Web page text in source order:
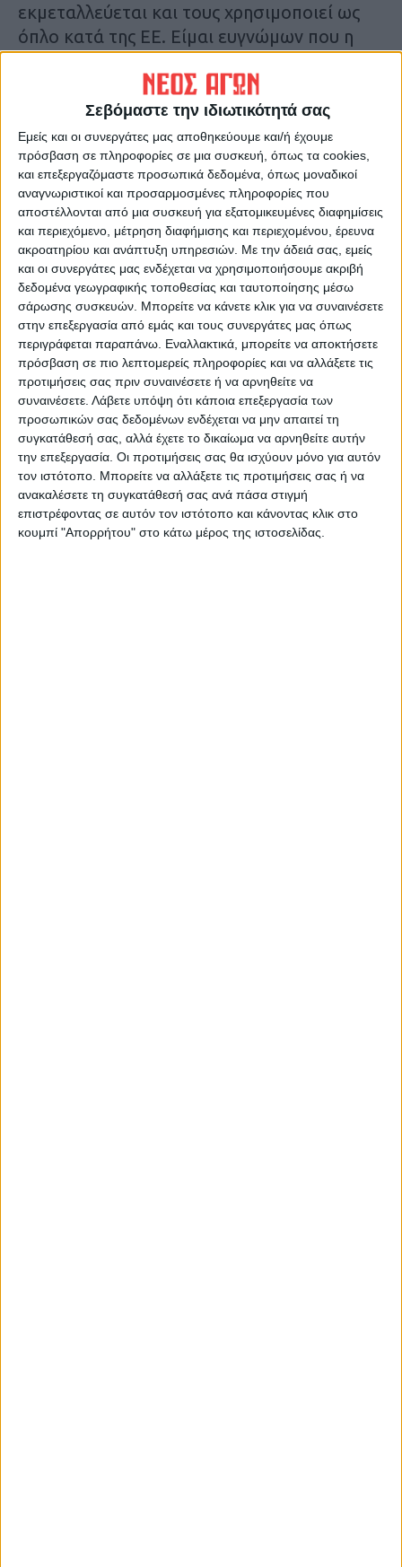
Σεβόμαστε την ιδιωτικότητά σας
Εμείς και οι συνεργάτες μας αποθηκεύουμε και/ή έχουμε
πρόσβαση σε πληροφορίες σε μια συσκευή, όπως τα cookies,
και επεξεργαζόμαστε προσωπικά δεδομένα, όπως μοναδικοί
αναγνωριστικοί και προσαρμοσμένες πληροφορίες που
αποστέλλονται από μια συσκευή για εξατομικευμένες διαφημίσεις
και περιεχόμενο, μέτρηση διαφήμισης και περιεχομένου, έρευνα
ακροατηρίου και ανάπτυξη υπηρεσιών. Με την άδειά σας, εμείς
και οι συνεργάτες μας ενδέχεται να χρησιμοποιήσουμε ακριβή
δεδομένα γεωγραφικής τοποθεσίας και ταυτοποίησης μέσω
σάρωσης συσκευών. Μπορείτε να κάνετε κλικ για να συναινέσετε
στην επεξεργασία από εμάς και τους συνεργάτες μας όπως
περιγράφεται παραπάνω. Εναλλακτικά, μπορείτε να αποκτήσετε
πρόσβαση σε πιο λεπτομερείς πληροφορίες και να αλλάξετε τις
προτιμήσεις σας πριν συναινέσετε ή να αρνηθείτε να
συναινέσετε. Λάβετε υπόψη ότι κάποια επεξεργασία των
προσωπικών σας δεδομένων ενδέχεται να μην απαιτεί τη
συγκατάθεσή σας, αλλά έχετε το δικαίωμα να αρνηθείτε αυτήν
την επεξεργασία. Οι προτιμήσεις σας θα ισχύουν μόνο για αυτόν
τον ιστότοπο. Μπορείτε να αλλάξετε τις προτιμήσεις σας ή να
ανακαλέσετε τη συγκατάθεσή σας ανά πάσα στιγμή
επιστρέφοντας σε αυτόν τον ιστότοπο και κάνοντας κλικ στο
κουμπί "Απορρήτου" στο κάτω μέρος της ιστοσελίδας.
εκμεταλλεύεται και τους χρησιμοποιεί ως
όπλο κατά της ΕΕ. Είμαι ευγνώμων που η
προστατεύει τα ελληνικά και ευρωπαϊκά
σύνορα»
Πηγή :amna.gr
Τελευταίες Ειδήσεις Σήμερα
Ακολούθησε την εφημερίδα ΝΕΟΣ
ΑΓΩΝ στο Google News!
Όλες οι εξελίξεις στην περιοχή της
Καρδίτσας και ευρύτερα της Θεσσαλίας
ΠΡΟΗΓΟΥΜΕΝΟ ΑΡΘΡΟ
Κορονοϊός: Ο Μητσοτάκης
ανακοινώνει μέτρα την
Τετάρτη
ΕΠΟΜΕΝΟ ΑΡΘΡΟ
Πρόγραμμα υγείας Animus
Ιωάννης Παπαλόπουλος